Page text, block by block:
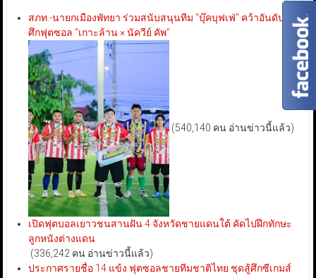
สภท.-นายกเมืองพัทยา ร่วมสนับสนุนทีม “บุ๊คบุฟเฟ่” คว้าอันดับ 3
ศึกฟุตซอล “เกาะล้าน × นัควีย์ คัพ”
(540,140 คน อ่านข่าวนี้แล้ว)
เปิดฟุตบอลเยาวชนสานฝัน 4 จังหวัดชายแดนใต้ คัดไปฝึกทักษะ
ลูกหนังต่างแดน
(336,242 คน อ่านข่าวนี้แล้ว)
ประกาศรายชื่อ 14 แข้ง ฟุตซอลชายทีมชาติไทย ชุดสู้ศึกซีเกมส์